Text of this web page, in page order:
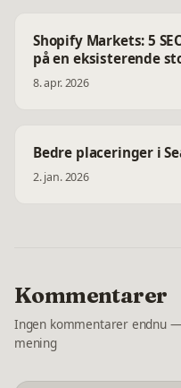
Shopify Markets: 5
på en eksisterende
8. apr. 2026
Bedre placeringer i
2. jan. 2026
Kommentarer
Ingen kommentarer endnu
mening